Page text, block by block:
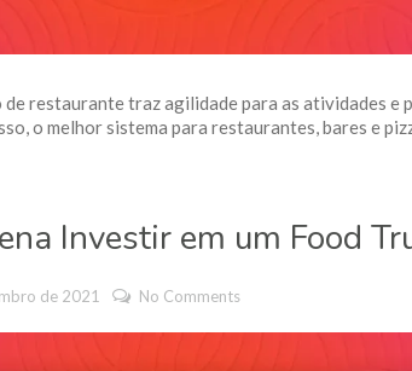
restaurante traz agilidade para as atividades e
o melhor sistema para restaurantes, bares e
Investir em um Food
de 2021 No Comments